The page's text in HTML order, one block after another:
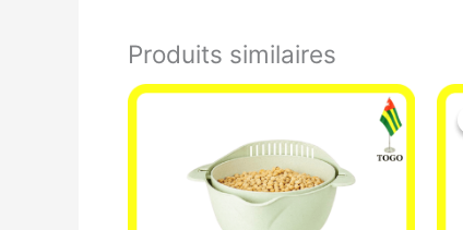
Produits similaires